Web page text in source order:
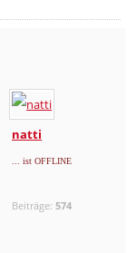
natti
... ist OFFLINE
Beiträge:574